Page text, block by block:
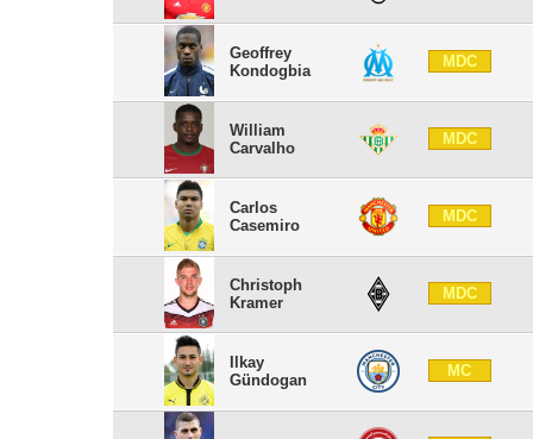
Geoffrey
Kondogbia
MDC
William
Carvalho
MDC
Carlos
Casemiro
MDC
Christoph
Kramer
MDC
Ilkay
Gündogan
MC